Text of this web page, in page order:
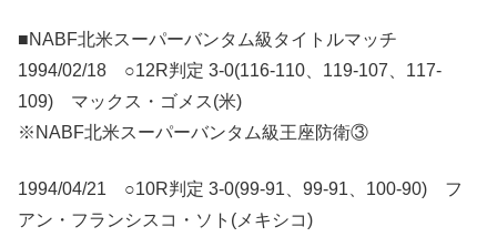
■NABF北米スーパーバンタム級タイトルマッチ
1994/02/18 ○12R判定 3-0(116-110、119-107、117-
109) マックス・ゴメス(米)
※NABF北米スーパーバンタム級王座防衛③
1994/04/21 ○10R判定 3-0(99-91、99-91、100-90) フ
アン・フランシスコ・ソト(メキシコ)